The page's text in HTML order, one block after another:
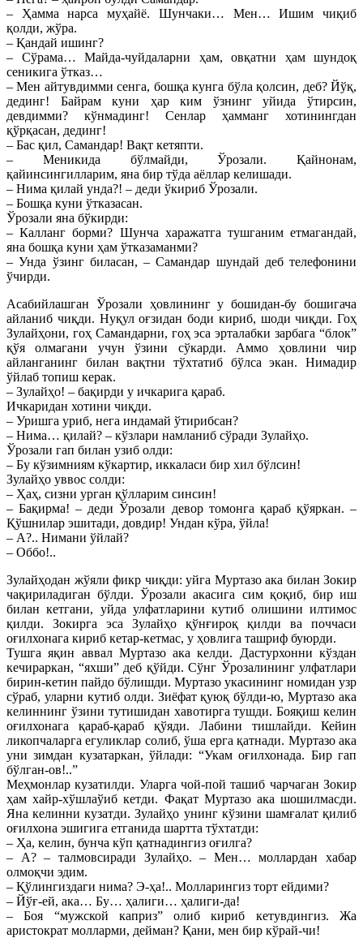
– Ҳамма нарса муҳайё. Шунчаки… Мен… Ишим чиқиб
қолди, жўра.
– Қандай ишинг?
– Сўрама… Майда-чуйдаларни ҳам, овқатни ҳам шундоқ
сеникига ўтказ…
– Мен айтувдимми сенга, бошқа кунга бўла қолсин, деб? Йўқ,
дединг! Байрам куни ҳар ким ўзнинг уйида ўтирсин,
девдимми? кўнмадинг! Сенлар ҳамманг хотинингдан
қўрқасан, дединг!
– Бас қил, Самандар! Вақт кетяпти.
– Меникида бўлмайди, Ўрозали. Қайнонам,
қайинсингилларим, яна бир тўда аёллар келишади.
– Нима қилай унда?! – деди ўкириб Ўрозали.
– Бошқа куни ўтказасан.
Ўрозали яна бўкирди:
– Калланг борми? Шунча харажатга тушганим етмагандай,
яна бошқа куни ҳам ўтказаманми?
– Унда ўзинг биласан, – Самандар шундай деб телефонини
ўчирди.
Асабийлашган Ўрозали ҳовлининг у бошидан-бу бошигача
айланиб чиқди. Нуқул оғзидан боди кириб, шоди чиқди. Гоҳ
Зулайҳони, гоҳ Самандарни, гоҳ эса эрталабки зарбага “блок”
қўя олмагани учун ўзини сўкарди. Аммо ҳовлини чир
айланганинг билан вақтни тўхтатиб бўлса экан. Нимадир
ўйлаб топиш керак.
– Зулайҳо! – бақирди у ичкарига қараб.
Ичкаридан хотини чиқди.
– Уришга уриб, нега индамай ўтирибсан?
– Нима… қилай? – кўзлари намланиб сўради Зулайҳо.
Ўрозали гап билан узиб олди:
– Бу кўзимниям кўкартир, иккаласи бир хил бўлсин!
Зулайҳо уввос солди:
– Ҳаҳ, сизни урган қўлларим синсин!
– Бақирма! – деди Ўрозали девор томонга қараб қўяркан. –
Қўшнилар эшитади, довдир! Ундан кўра, ўйла!
– А?.. Нимани ўйлай?
– Оббо!..
Зулайҳодан жўяли фикр чиқди: уйга Муртазо ака билан Зокир
чақириладиган бўлди. Ўрозали акасига сим қоқиб, бир иш
билан кетгани, уйда улфатларини кутиб олишини илтимос
қилди. Зокирга эса Зулайҳо қўнғироқ қилди ва поччаси
оғилхонага кириб кетар-кетмас, у ҳовлига ташриф буюрди.
Тушга яқин аввал Муртазо ака келди. Дастурхонни кўздан
кечираркан, “яхши” деб қўйди. Сўнг Ўрозалининг улфатлари
бирин-кетин пайдо бўлишди. Муртазо укасининг номидан узр
сўраб, уларни кутиб олди. Зиёфат қуюқ бўлди-ю, Муртазо ака
келиннинг ўзини тутишидан хавотирга тушди. Бояқиш келин
оғилхонага қараб-қараб қўяди. Лабини тишлайди. Кейин
ликопчаларга егуликлар солиб, ўша ерга қатнади. Муртазо ака
уни зимдан кузатаркан, ўйлади: “Укам оғилхонада. Бир гап
бўлган-ов!..”
Меҳмонлар кузатилди. Уларга чой-пой ташиб чарчаган Зокир
ҳам хайр-хўшлаўиб кетди. Фақат Муртазо ака шошилмасди.
Яна келинни кузатди. Зулайҳо унинг кўзини шамғалат қилиб
оғилхона эшигига етганида шартта тўхтатди:
– Ҳа, келин, бунча кўп қатнадингиз оғилга?
– А? – талмовсиради Зулайҳо. – Мен… моллардан хабар
олмоқчи эдим.
– Қўлингиздаги нима? Э-ҳа!.. Молларингиз торт ейдими?
– Йўғ-ей, ака… Бу… ҳалиги… ҳалиги-да!
– Боя “мужской каприз” олиб кириб кетувдингиз. Жа
аристократ молларми, дейман? Қани, мен бир кўрай-чи!